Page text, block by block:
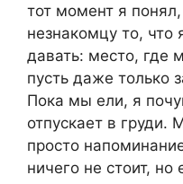
тот момент я
незнакомцу то, что
давать: место, где
пусть даже только
Пока мы ели, я
отпускает в
просто
ничего не стоит,